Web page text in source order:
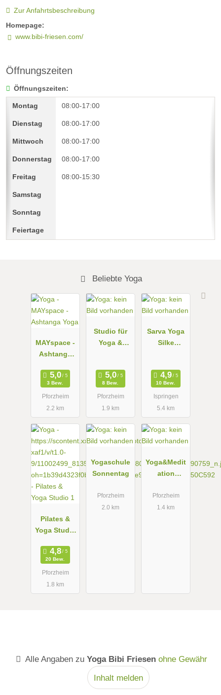
Zur Anfahrtsbeschreibung
Homepage:
www.bibi-friesen.com/
Öffnungszeiten
Öffnungszeiten:
08:00-17:00
08:00-17:00
08:00-17:00
08:00-17:00
08:00-15:30
Beliebte Yoga
MAYspace -
Ashtanga
3 Bew.
Pforzheim
2.2 km
Studio für
Yoga &
8 Bew.
Pforzheim
1.9 km
Sarva Yoga
Silke
10 Bew.
Ispringen
5.4 km
Pilates &
Yoga Studio
20 Bew.
Pforzheim
1.8 km
Yogaschule
Sonnentag
Pforzheim
2.0 km
Yoga&Medit
ation
Arnolds
Pforzheim
1.4 km
Alle Angaben zuYoga Bibi Friesen ohne Gewähr
Inhalt melden